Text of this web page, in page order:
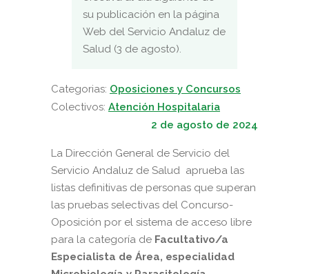
su publicación en la página
Web del Servicio Andaluz de
Salud (3 de agosto).
Categorias: Oposiciones y Concursos
Colectivos: Atención Hospitalaria
2 de agosto de 2024
La Dirección General de Servicio del
Servicio Andaluz de Salud aprueba las
listas definitivas de personas que superan
las pruebas selectivas del Concurso-
Oposición por el sistema de acceso libre
para la categoría de Facultativo/a
Especialista de Área, especialidad